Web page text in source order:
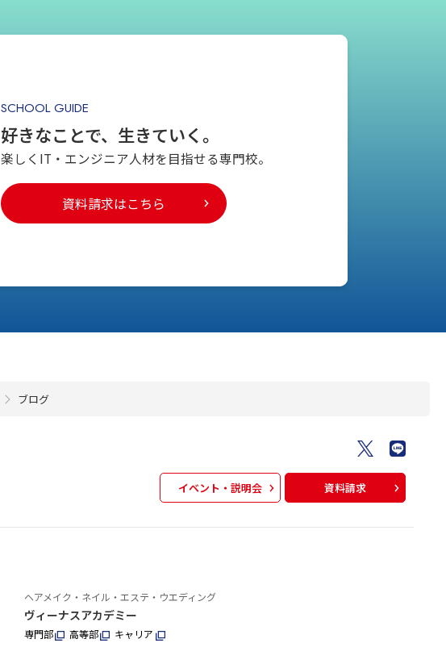
SCHOOL GUIDE
好きなことで、生きていく。
楽しくIT・エンジニア人材を目指せる専門校。
資料請求はこちら
ブログ
イベント・説明会 資料請求
ヘアメイク・ネイル・エステ・ウエディング
ヴィーナスアカデミー
専門部 高等部 キャリア